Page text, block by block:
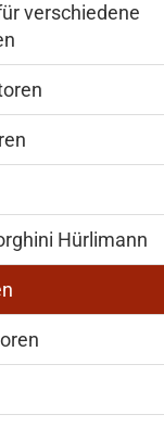
verschiedene
Hürlimann